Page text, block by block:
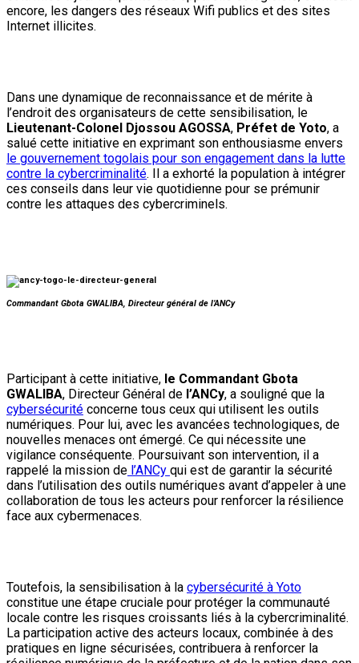
encore, les dangers des réseaux Wifi publics et des sites
Internet illicites.
Dans une dynamique de reconnaissance et de mérite à
l’endroit des organisateurs de cette sensibilisation, le
Lieutenant-Colonel Djossou AGOSSA, Préfet de Yoto, a
salué cette initiative en exprimant son enthousiasme envers
le gouvernement togolais pour son engagement dans la lutte
contre la cybercriminalité. Il a exhorté la population à intégrer
ces conseils dans leur vie quotidienne pour se prémunir
contre les attaques des cybercriminels.
Commandant Gbota GWALIBA, Directeur général de l’ANCy
Participant à cette initiative, le Commandant Gbota
GWALIBA, Directeur Général de l’ANCy, a souligné que la
cybersécurité concerne tous ceux qui utilisent les outils
numériques. Pour lui, avec les avancées technologiques, de
nouvelles menaces ont émergé. Ce qui nécessite une
vigilance conséquente. Poursuivant son intervention, il a
rappelé la mission de l’ANCy qui est de garantir la sécurité
dans l’utilisation des outils numériques avant d’appeler à une
collaboration de tous les acteurs pour renforcer la résilience
face aux cybermenaces.
Toutefois, la sensibilisation à la cybersécurité à Yoto
constitue une étape cruciale pour protéger la communauté
locale contre les risques croissants liés à la cybercriminalité.
La participation active des acteurs locaux, combinée à des
pratiques en ligne sécurisées, contribuera à renforcer la